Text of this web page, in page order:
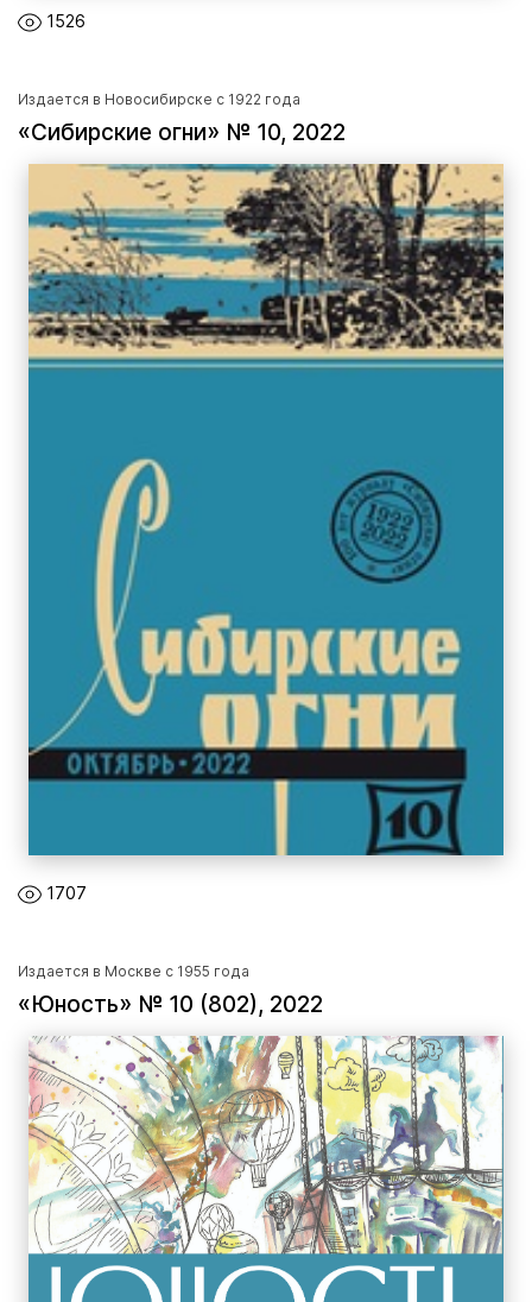
1526
Издается в Новосибирске с 1922 года
«Сибирские огни» № 10, 2022
1707
Издается в Москве с 1955 года
«Юность» № 10 (802), 2022